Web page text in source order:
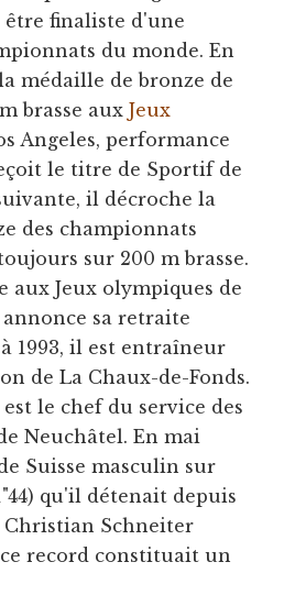
être finaliste d'une
du monde. En
médaille de bronze de
brasse aux Jeux
Angeles, performance
le titre de Sportif de
il décroche la
des championnats
sur 200 m brasse.
aux Jeux olympiques de
annonce sa retraite
1993, il est entraîneur
de La Chaux-de-Fonds.
est le chef du service des
Neuchâtel. En mai
Suisse masculin sur
qu'il détenait depuis
Christian Schneiter
ce record constituait un